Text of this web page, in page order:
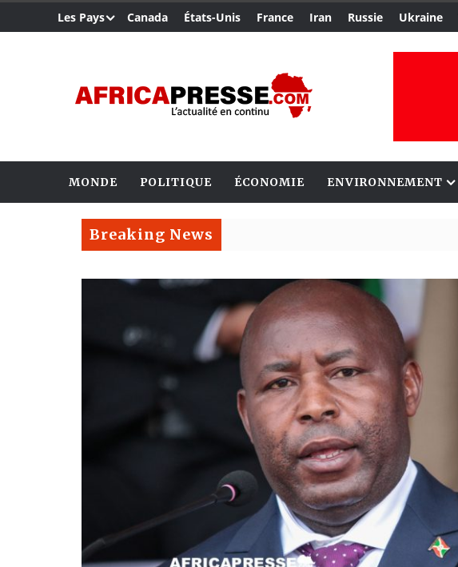
Les Pays Canada États-Unis France Iran Russie Ukraine
MONDE POLITIQUE ÉCONOMIE ENVIRONNEMENT
Breaking News